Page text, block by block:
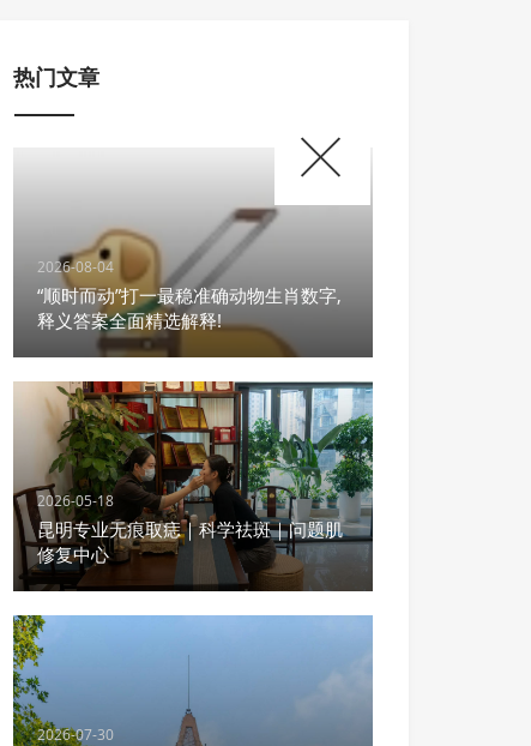
热门文章
2026-08-04
“顺时而动”打一最稳准确动物生肖数字,
释义答案全面精选解释!
2026-05-18
昆明专业无痕取痣｜科学祛斑｜问题肌
修复中心
2026-07-30